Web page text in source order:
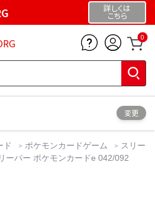
詳しくは
こちら
0
変更
ド ポケモンカードゲーム
スリー
パー ポケモンカードe 042/092